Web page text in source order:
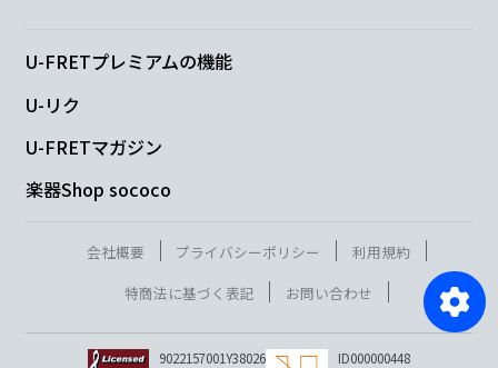
U-FRETプレミアムの機能
U-リク
U-FRETマガジン
楽器Shop sococo
会社概要 プライバシーポリシー
利用規約
特商法に基づく表記
お問い合わせ
9022157001Y38026
ID000000448